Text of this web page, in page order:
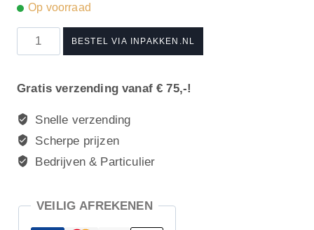
€1,50.€1,00.
Op voorraad
Gefeliciteerd
ballonen
aantal
BESTEL VIA INPAKKEN.NL
Gratis verzending vanaf € 75,-!
Snelle verzending
Scherpe prijzen
Bedrijven & Particulier
VEILIG AFREKENEN